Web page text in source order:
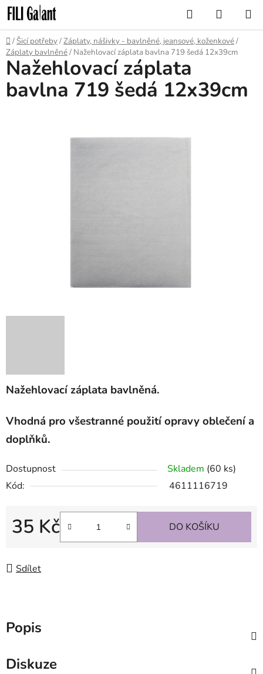
Přejít
na
obsah
Hledat
KOŠÍK
Domů
/Šicí potřeby/Záplaty, nášivky - bavlněné, jeansové, koženkové/
Záplaty bavlněné/ Nažehlovací záplata bavlna 719 šedá 12x39cm
Nažehlovací záplata bavlněná.
Vhodná pro všestranné použití opravy oblečení a
doplňků.
Dostupnost Skladem (60 ks)
Kód:
4611116719
35 Kč
Měrná cena:
DO KOŠÍKU
Sdílet
Nažehlovací záplata
bavlna 719 šedá 12x39cm
Popis
Diskuze